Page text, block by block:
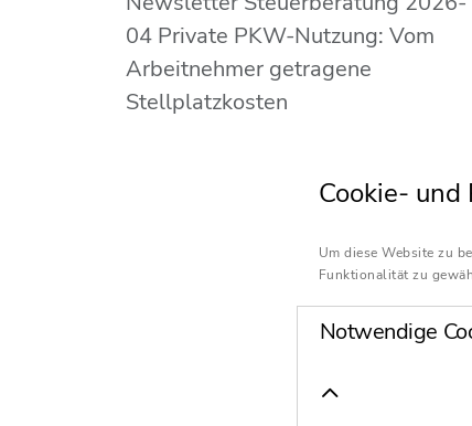
04 Private PKW-Nutzung: Vom
Arbeitnehmer getragene
Stellplatzkosten
Cookie-
Um diese Website zu
Funktionalität zu
Notwendige